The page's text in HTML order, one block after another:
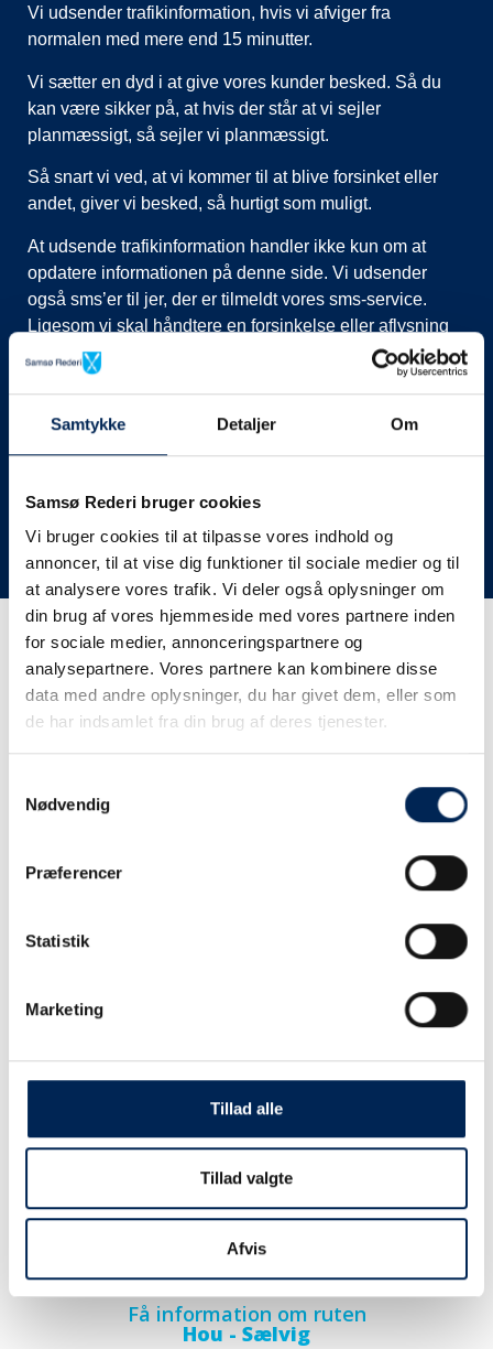
Samtykke Detaljer Om
Samsø Rederi bruger cookies
Vi bruger cookies til at tilpasse vores indhold og
annoncer, til at vise dig funktioner til sociale medier og til
at analysere vores trafik. Vi deler også oplysninger om
din brug af vores hjemmeside med vores partnere inden
for sociale medier, annonceringspartnere og
analysepartnere. Vores partnere kan kombinere disse
data med andre oplysninger, du har givet dem, eller som
de har indsamlet fra din brug af deres tjenester.
Nødvendig
Præferencer
Statistik
Marketing
Tillad alle
Tillad valgte
Afvis
Vi udsender trafikinformation, hvis vi afviger fra
normalen med mere end 15 minutter.
Vi sætter en dyd i at give vores kunder besked. Så du
kan være sikker på, at hvis der står at vi sejler
planmæssigt, så sejler vi planmæssigt.
Så snart vi ved, at vi kommer til at blive forsinket eller
andet, giver vi besked, så hurtigt som muligt.
At udsende trafikinformation handler ikke kun om at
opdatere informationen på denne side. Vi udsender
også sms’er til jer, der er tilmeldt vores sms-service.
Ligesom vi skal håndtere en forsinkelse eller aflysning
ved at lukke afgange i vores system, evt. flytte kunder til
nye afgange, ringe til vognmænd der skal have flyttet
her på siden og ikke ringe eller skrive til os, da vi ikke
har mere at fortælle end I kan læse her.
Vi takker for jeres forståelse.
Få trafikinformation på
sms
tjekke vores hjemmeside eller ringe til os.
Få information om ruten
Hou - Sælvig